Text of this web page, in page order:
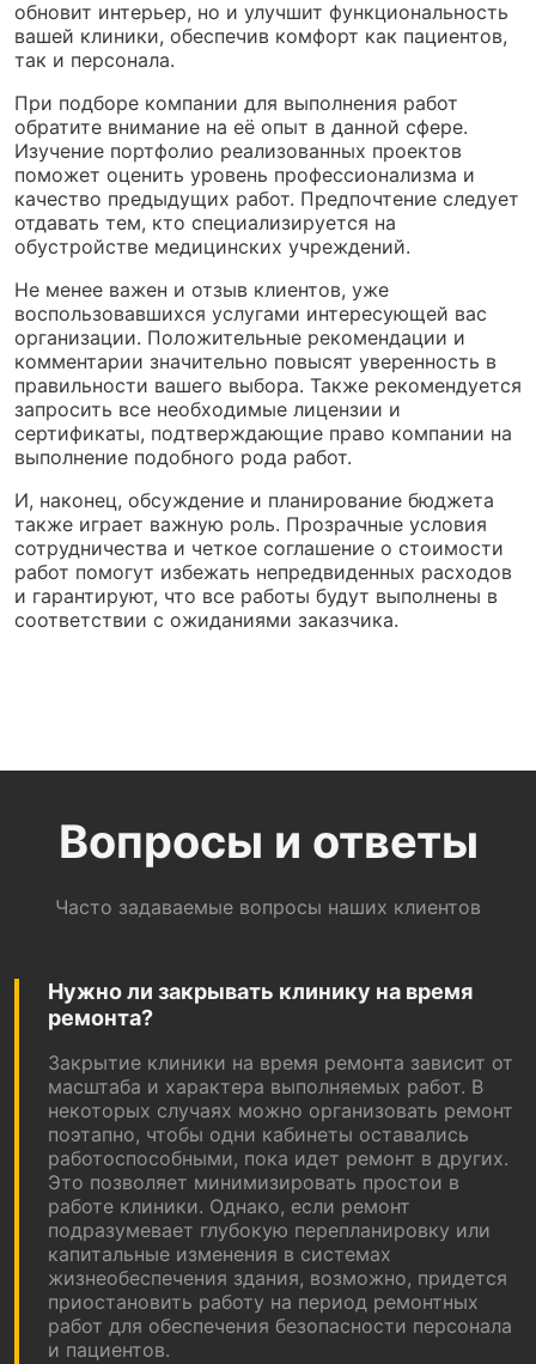
обновит интерьер, но и улучшит функциональность
вашей клиники, обеспечив комфорт как пациентов,
так и персонала.
При подборе компании для выполнения работ
обратите внимание на её опыт в данной сфере.
Изучение портфолио реализованных проектов
поможет оценить уровень профессионализма и
качество предыдущих работ. Предпочтение следует
отдавать тем, кто специализируется на
обустройстве медицинских учреждений.
Не менее важен и отзыв клиентов, уже
воспользовавшихся услугами интересующей вас
организации. Положительные рекомендации и
комментарии значительно повысят уверенность в
правильности вашего выбора. Также рекомендуется
запросить все необходимые лицензии и
сертификаты, подтверждающие право компании на
выполнение подобного рода работ.
И, наконец, обсуждение и планирование бюджета
также играет важную роль. Прозрачные условия
сотрудничества и четкое соглашение о стоимости
работ помогут избежать непредвиденных расходов
и гарантируют, что все работы будут выполнены в
соответствии с ожиданиями заказчика.
Вопросы и ответы
Часто задаваемые вопросы наших клиентов
Нужно ли закрывать клинику на время
ремонта?
Закрытие клиники на время ремонта зависит от
масштаба и характера выполняемых работ. В
некоторых случаях можно организовать ремонт
поэтапно, чтобы одни кабинеты оставались
работоспособными, пока идет ремонт в других.
Это позволяет минимизировать простои в
работе клиники. Однако, если ремонт
подразумевает глубокую перепланировку или
капитальные изменения в системах
жизнеобеспечения здания, возможно, придется
приостановить работу на период ремонтных
работ для обеспечения безопасности персонала
и пациентов.